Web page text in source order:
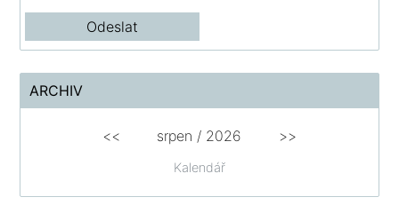
ARCHIV
Kalendář
<< srpen / 2026 >>